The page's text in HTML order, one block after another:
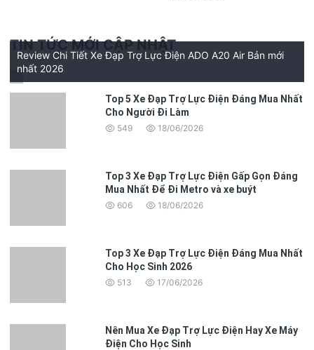
TIN TỨC MỚI CẬP NHẬT
Review Chi Tiết Xe Đạp Trợ Lực Điện ADO A20 Air Bản mới
nhất 2026
Top 5 Xe Đạp Trợ Lực Điện Đáng Mua Nhất
Cho Người Đi Làm
549 18/06/2026
Top 3 Xe Đạp Trợ Lực Điện Gấp Gọn Đáng
Mua Nhất Để Đi Metro và xe buýt
606 18/06/2026
Top 3 Xe Đạp Trợ Lực Điện Đáng Mua Nhất
Cho Học Sinh 2026
513 17/06/2026
Nên Mua Xe Đạp Trợ Lực Điện Hay Xe Máy
Điện Cho Học Sinh